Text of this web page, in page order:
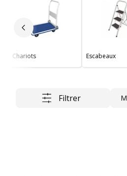
Slide précédent
Chariots Escabeaux
Filtrer Trier